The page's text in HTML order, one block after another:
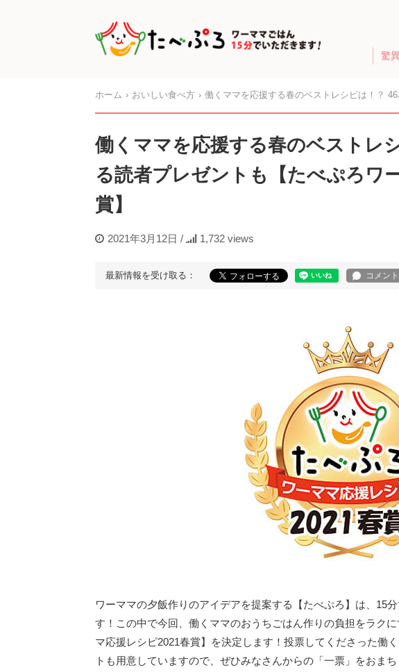
驚
ホーム おいしい食べ方 働くママを応援する春のベストレシピは！？ 46名様に当た
働くママを応援する春のベストレ
る読者プレゼントも【たべぷろワ
賞】
2021年3月12日 / 1,732 views
最新情報を受け取る：
ワーママの夕飯作りのアイデアを提案する【たべぷろ】は、15
す！この中で今回、働くママのおうちごはん作りの負担をラク
マ応援レシピ2021春賞】を決定します！投票してくださった働
トも用意していますので、ぜひみなさんからの「一票」をおま